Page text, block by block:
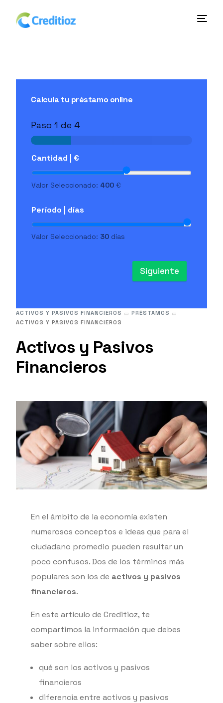
ACTIVOS Y PASIVOS FINANCIEROS
PRÉSTAMOS
ACTIVOS Y PASIVOS FINANCIEROS
Activos y Pasivos
Financieros
En el ámbito de la economía existen
numerosos conceptos e ideas que para el
ciudadano promedio pueden resultar un
poco confusos. Dos de los términos más
populares son los de activos y pasivos
financieros.
En este artículo de Creditioz, te
compartimos la información que debes
saber sobre ellos:
qué son los activos y pasivos
financieros
diferencia entre activos y pasivos
Calcula tu préstamo online
Paso1 de 4
Cantidad | €
Valor Seleccionado: 400 €
Período | días
Valor Seleccionado: 30 días
Siguiente